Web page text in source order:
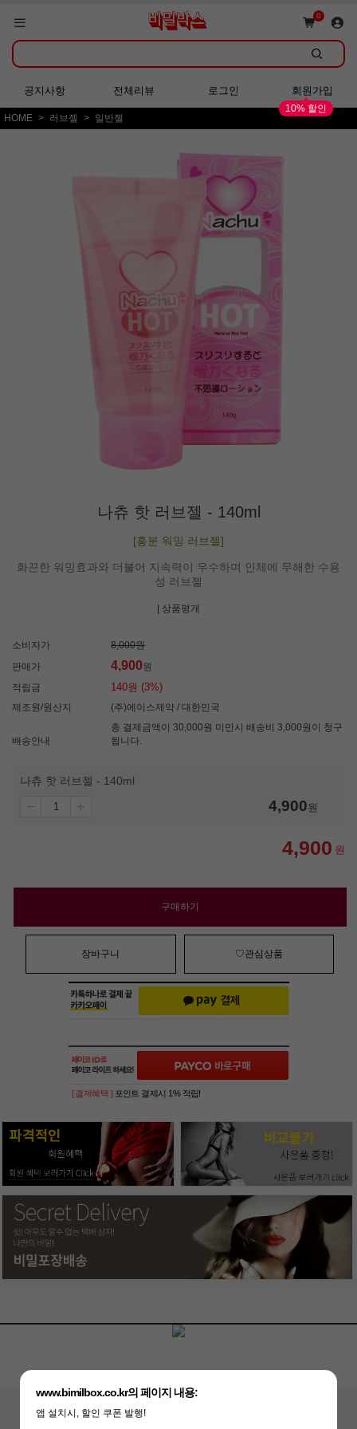
0
회원가입 시 다양한 혜택 증정!
공지사항 전체리뷰 로그인 회원가입
10% 할인
HOME
러브젤 일반젤
나츄 핫 러브젤 - 140ml
[흥분 워밍 러브젤]
화끈한 워밍효과와 더불어 지속력이 우수하며 인체에 무해한 수용
성 러브젤
| 상품평 개
소비자가
8,000원
판매가
4,900원
적립금
140원 (3%)
제조원/원산지 (주)에이스제약 / 대한민국
배송안내
총 결제금액이 30,000원 미만시 배송비 3,000원이 청구
됩니다.
나츄 핫 러브젤 - 140ml
4,900원
4,900 원
구매하기
장바구니 ♡관심상품
[ 결제혜택 ] 포인트 결제시 1% 적립!
www.bimilbox.co.kr의 페이지 내용:
앱 설치시, 할인 쿠폰 발행!